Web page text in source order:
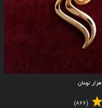
هزار تومان
(866)